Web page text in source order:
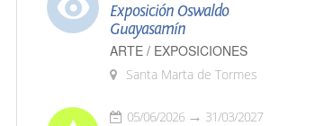
Exposición Oswaldo
Guayasamín
ARTE / EXPOSICIONES
Santa Marta de Tormes
05/06/2026 31/03/2027